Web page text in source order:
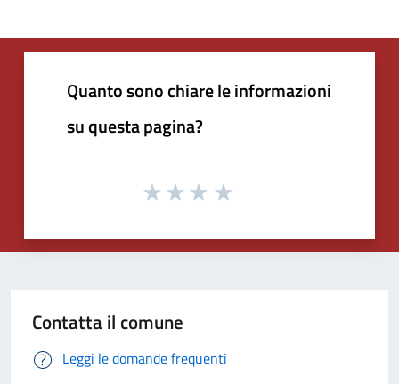
Quanto sono chiare le informazioni
su questa pagina?
Contatta il comune
Leggi le domande frequenti